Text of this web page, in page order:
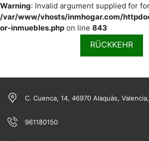
Warning: Invalid argument supplied for
/var/www/vhosts/inmhogar.com/
or-inmuebles.php on line 843
RÜCKKEHR
C. Cuenca, 14, 46970 Alaquàs,
961180150